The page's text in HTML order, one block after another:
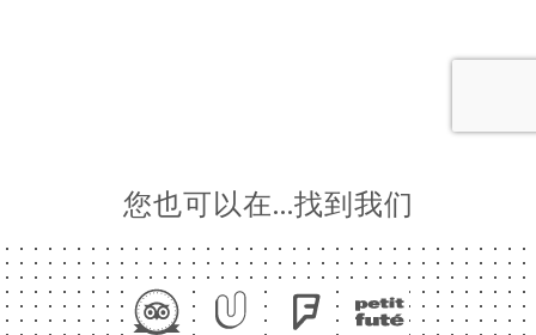
您也可以在…找到我们